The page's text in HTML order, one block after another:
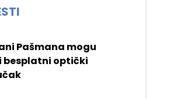
Pašmana mogu
besplatni optički